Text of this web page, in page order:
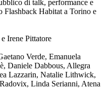
di talk, performance e
Flashback Habitat a Torino e
Irene Pittatore
Verde, Emanuela
Daniele Dabbous, Allegra
Lazzarin, Natalie Lithwick,
Linda Serianni, Atena